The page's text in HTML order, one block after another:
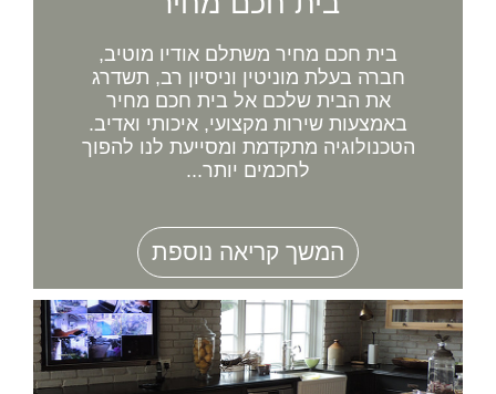
בית חכם מחיר משתלם אודיו מוטיב,
חברה בעלת מוניטין וניסיון רב, תשדרג
את הבית שלכם אל בית חכם מחיר
באמצעות שירות מקצועי, איכותי ואדיב.
הטכנולוגיה מתקדמת ומסייעת לנו להפוך
לחכמים יותר...
המשך קריאה נוספת